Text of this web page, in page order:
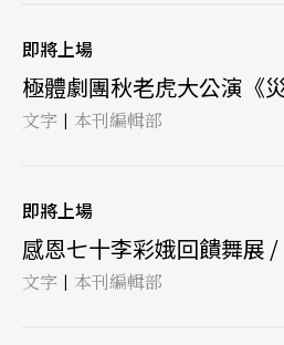
即將上場
極體劇團秋老虎大公演《
文字 | 本刊編輯部
即將上場
感恩七十李彩娥回饋舞展 /
文字 | 本刊編輯部